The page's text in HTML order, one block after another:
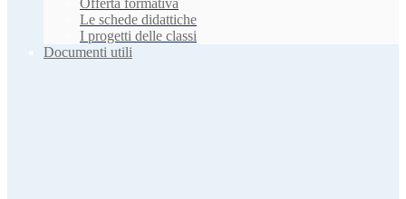
Offerta formativa
Le schede didattiche
I progetti delle classi
Documenti utili